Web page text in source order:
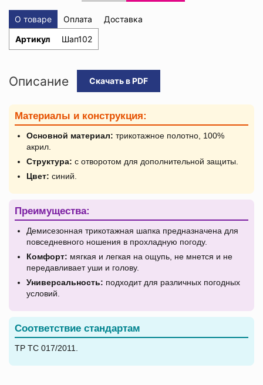
О товаре Оплата
Доставка
Артикул
Шап102
Описание Скачать в PDF
Материалы и конструкция:
Основной материал: трикотажное полотно, 100%
акрил.
Структура: с отворотом для дополнительной защиты.
Цвет: синий.
Преимущества:
Демисезонная трикотажная шапка предназначена для
повседневного ношения в прохладную погоду.
Комфорт: мягкая и легкая на ощупь, не мнется и не
передавливает уши и голову.
Универсальность: подходит для различных погодных
условий.
Соответствие стандартам
ТР ТС 017/2011.